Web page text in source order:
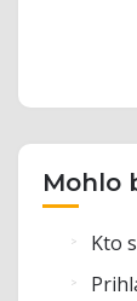
Mohlo
Kto